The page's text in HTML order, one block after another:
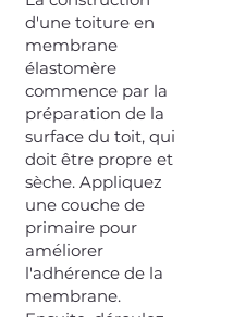
d'une toiture en
membrane
élastomère
commence par la
préparation de la
surface du toit, qui
doit être propre et
sèche. Appliquez
une couche de
primaire pour
améliorer
l'adhérence de la
membrane.